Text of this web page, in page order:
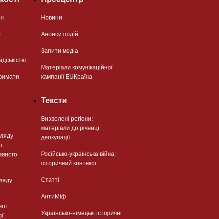
Новини
Анонси подій
Запити медіа
Матеріали комунікаційної
кампанії EUКраїна
Тексти
Визволені регіони:
матеріали до річниці
деокупації
Російсько-українська війна:
історичний контекст
Статті
АнтиМіф
Українсько-німецькі історичні